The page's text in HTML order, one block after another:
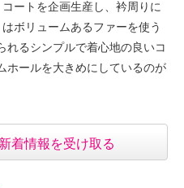
コートを企画生産し、衿周りに
はボリュームあるファーを使う
れるシンプルで着心地の良いコ
ホールを大きめにしているのが
着情報を受け取る